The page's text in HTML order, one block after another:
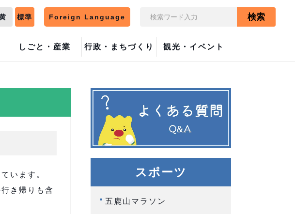
しごと・産業 行政・まちづくり 観光・イベント
標準 Foreign Language 検索
います。
き帰りも含
スポーツ
五鹿山マラソン